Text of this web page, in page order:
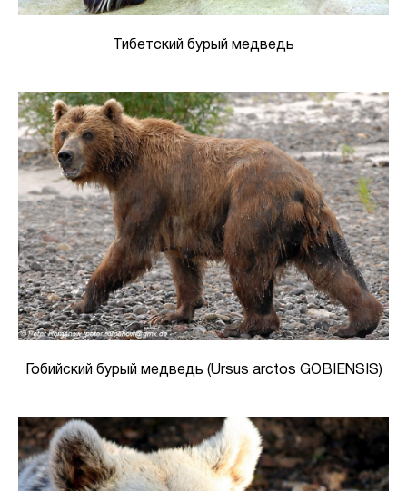
Тибетский бурый медведь
Гобийский бурый медведь (Ursus arctos GOBIENSIS)